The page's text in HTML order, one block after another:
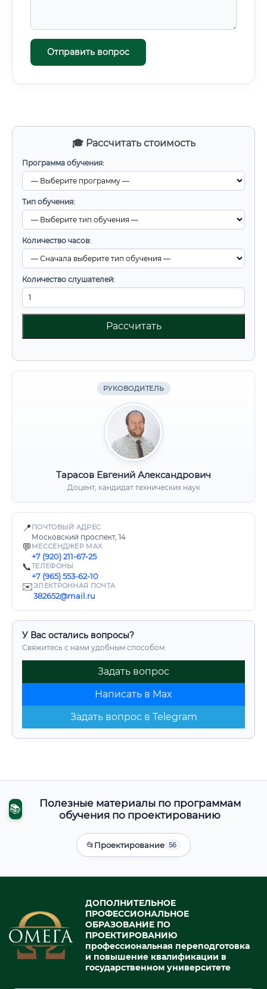
🎓 Рассчитать стоимость
Программа обучения:
Тип обучения:
Количество часов:
Количество слушателей:
Рассчитать
РУКОВОДИТЕЛЬ
Тарасов Евгений Александрович
Доцент, кандидат технических наук
📍 ПОЧТОВЫЙ АДРЕС
Московский проспект, 14
💬 МЕССЕНДЖЕР MAX
+7 (920) 211-67-25
📞ТЕЛЕФОНЫ
+7 (965) 553-62-10
✉️ЭЛЕКТРОННАЯ ПОЧТА
382652@mail.ru
У Вас остались вопросы?
Свяжитесь с нами удобным способом:
Задать вопрос
Написать в Max
Задать вопрос в Telegram
Отправить вопрос
📚
Полезные материалы по программам
обучения по проектированию
📂Проектирование 56
ДОПОЛНИТЕЛЬНОЕ
ПРОФЕССИОНАЛЬНОЕ
ОБРАЗОВАНИЕ ПО
ПРОЕКТИРОВАНИЮ
профессиональная переподготовка
и повышение квалификации в
государственном университете